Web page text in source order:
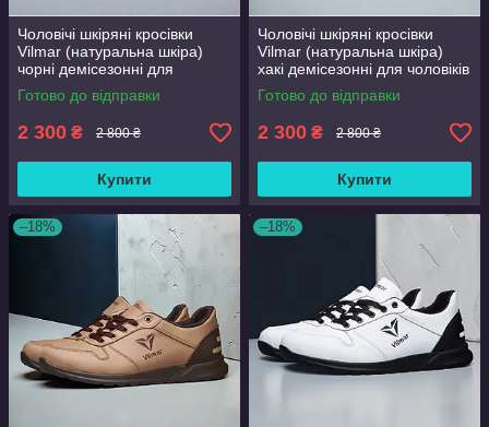
Чоловічі шкіряні кросівки
Vilmar (натуральна шкіра)
чорні демісезонні для
чоловіків на весну осінь,
розмір 39 40 41 42 43 44 45
Готово до відправки
2 300 ₴ 2 800 ₴
Купити
Чоловічі шкіряні кросівки
Vilmar (натуральна шкіра)
хакі демісезонні для чоловіків
на весну осінь, розмір 39 40
41 42 43 44 45 46
Готово до відправки
2 300 ₴ 2 800 ₴
Купити
–18% –18%